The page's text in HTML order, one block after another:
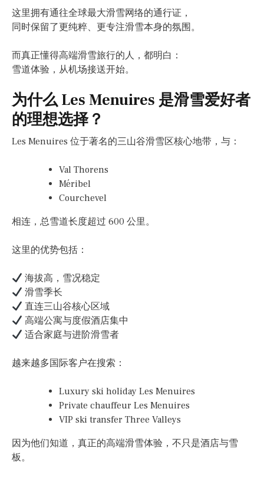
这里拥有通往全球最大滑雪网络的通行证，
同时保留了更纯粹、更专注滑雪本身的氛围。
而真正懂得高端滑雪旅行的人，都明白：
雪道体验，从机场接送开始。
为什么 Les Menuires 是滑雪爱好者
的理想选择？
Les Menuires 位于著名的三山谷滑雪区核心地带，与：
Val Thorens
Méribel
Courchevel
相连，总雪道长度超过 600 公里。
这里的优势包括：
海拔高，雪况稳定
滑雪季长
直连三山谷核心区域
高端公寓与度假酒店集中
适合家庭与进阶滑雪者
越来越多国际客户在搜索：
Luxury ski holiday Les Menuires
Private chauffeur Les Menuires
VIP ski transfer Three Valleys
因为他们知道，真正的高端滑雪体验，不只是酒店与雪
板。